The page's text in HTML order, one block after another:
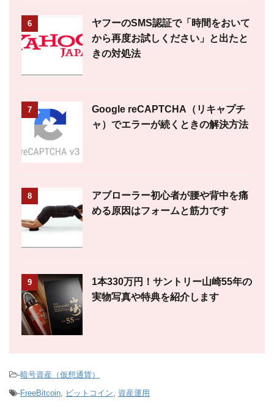
6
ヤフーのSMS認証で「時間をおいて
から再度お試しください」と出たと
きの対処法
7
Google reCAPTCHA（リキャプチ
ャ）でエラーが続くときの解決方法
8
アブローラー初心者が腰や背中を痛
める原因はフォームと筋力です
9
1本330万円！サントリー山崎55年の
実物写真や特典を紹介します
-暗号資産（仮想通貨）
-FreeBitcoin ビットコイン 資産運用